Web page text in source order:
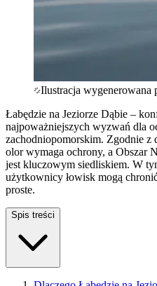
Ilustracja wygenerowana
Łabędzie na Jeziorze Dąbie –
najpoważniejszych wyzwań dla
zachodniopomorskim. Zgodnie z
olor wymaga ochrony, a Obszar
jest kluczowym siedliskiem. W
użytkownicy łowisk mogą
proste.
Spis treści